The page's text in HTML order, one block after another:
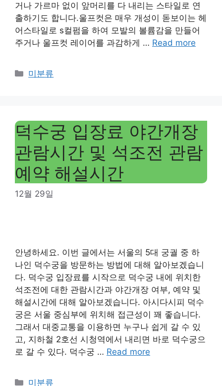
거나 가르마 없이 앞머리를 다 내리는 스타일로 연
출하기도 합니다.울프컷은 매우 개성이 돋보이는 헤
어스타일로 s컬펌을 하여 모발의 볼륨감을 만들어
주거나 울프컷 레이어를 과감하게 … Read more
Categories
미분류
덕수궁 입장료 야간개장
관람시간 및 석조전 관람
예약 해설시간
12월 29일
안녕하세요. 이번 글에서는 서울의 5대 궁궐 중 하
나인 덕수궁을 방문하는 방법에 대해 알아보겠습니
다. 덕수궁 입장료를 시작으로 덕수궁 내에 위치한
석조전에 대한 관람시간과 야간개장 여부, 예약 및
해설시간에 대해 알아보겠습니다. 아시다시피 덕수
궁은 서울 중심부에 위치해 접근성이 꽤 좋습니다.
그래서 대중교통을 이용하면 누구나 쉽게 갈 수 있
고, 지하철 2호선 시청역에서 내리면 바로 덕수궁으
로 갈 수 있다. 덕수궁 … Read more
Categories
미분류